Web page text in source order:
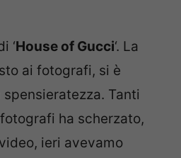
‘House of Gucci‘. La
ai fotografi, si è
Tanti
ha scherzato,
ieri avevamo